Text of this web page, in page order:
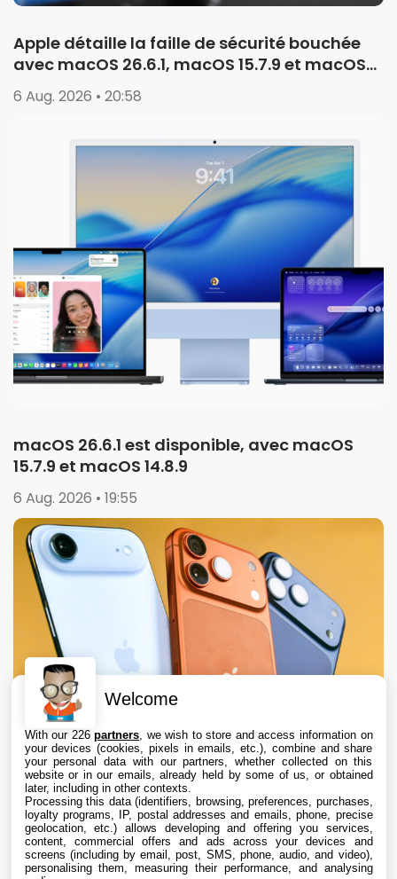
Apple détaille la faille de sécurité bouchée
avec macOS 26.6.1, macOS 15.7.9 et macOS
14.8.9
6 Aug. 2026 • 20:58
macOS 26.6.1 est disponible, avec macOS
15.7.9 et macOS 14.8.9
6 Aug. 2026 • 19:55
Apple augmente les valeurs de reprise des
iPhone, iPad, Mac et Apple Watch
Welcome
With our 226partners , we wish to store and access information on
your devices (cookies, pixels in emails, etc.), combine and share
your personal data with our partners, whether collected on this
website or in our emails, already held by some of us, or obtained
later, including in other contexts.
Processing this data (identifiers, browsing, preferences, purchases,
loyalty programs, IP, postal addresses and emails, phone, precise
geolocation, etc.) allows developing and offering you services,
content, commercial offers and ads across your devices and
screens (including by email, post, SMS, phone, audio, and video),
personalising them, measuring their performance, and analysing